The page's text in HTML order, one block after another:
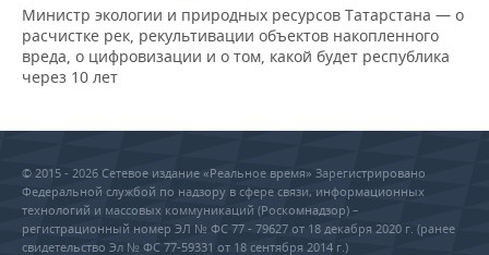
Министр экологии и природных ресурсов Татарстана — о
расчистке рек, рекультивации объектов накопленного
вреда, о цифровизации и о том, какой будет республика
через 10 лет
© 2015 - 2026 Сетевое издание «Реальное время» Зарегистрировано
Федеральной службой по надзору в сфере связи, информационных
технологий и массовых коммуникаций (Роскомнадзор) –
регистрационный номер ЭЛ № ФС 77 - 79627 от 18 декабря 2020 г. (ранее
свидетельство Эл № ФС 77-59331 от 18 сентября 2014 г.)